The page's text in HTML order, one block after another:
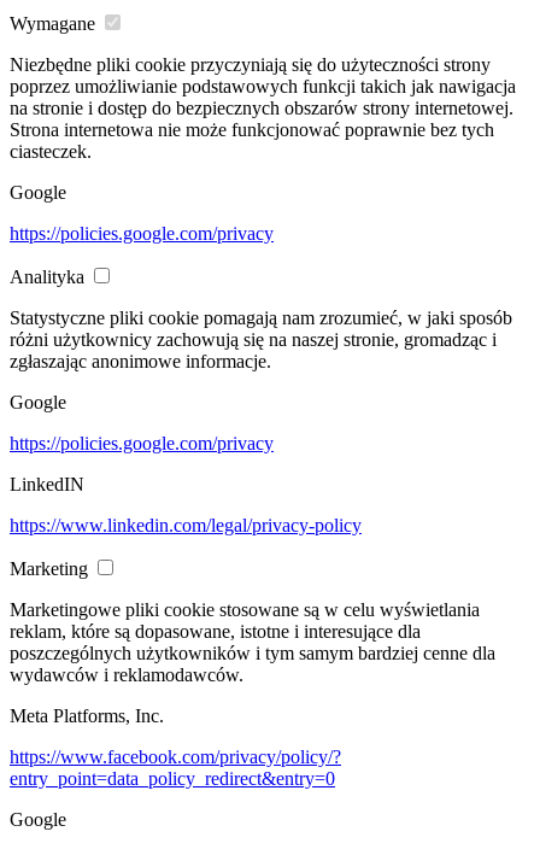
Wymagane
Niezbędne pliki cookie przyczyniają się do użyteczności strony
poprzez umożliwianie podstawowych funkcji takich jak nawigacja
na stronie i dostęp do bezpiecznych obszarów strony internetowej.
Strona internetowa nie może funkcjonować poprawnie bez tych
ciasteczek.
Google
https://policies.google.com/privacy
Analityka
Statystyczne pliki cookie pomagają nam zrozumieć, w jaki sposób
różni użytkownicy zachowują się na naszej stronie, gromadząc i
zgłaszając anonimowe informacje.
Google
https://policies.google.com/privacy
LinkedIN
https://www.linkedin.com/legal/privacy-policy
Marketing
Marketingowe pliki cookie stosowane są w celu wyświetlania
reklam, które są dopasowane, istotne i interesujące dla
poszczególnych użytkowników i tym samym bardziej cenne dla
wydawców i reklamodawców.
Meta Platforms, Inc.
https://www.facebook.com/privacy/policy/?
entry_point=data_policy_redirect&entry=0
Google